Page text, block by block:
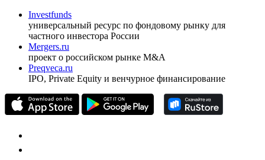
Investfunds
универсальный ресурс по фондовому рынку для
частного инвестора России
Mergers.ru
проект о российском рынке M&A
Preqveca.ru
IPO, Private Equity и венчурное финансирование